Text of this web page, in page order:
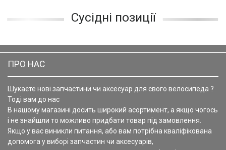
Сусідні позиції
ПРО НАС
Шукаєте нові запчастини чи аксесуар для свого велосипеда ?
Тоді вам до нас
В нашому магазині досить широкий асортимент, а якщо чогось
і не знайшли то можливо придбати товар під замовлення.
Якщо у вас виникли питання, або вам потрібна кваліфікована
допомога у виборі запчастин чи аксесуарів,